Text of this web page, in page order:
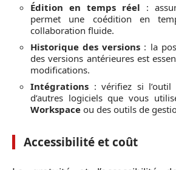
Édition en temps réel :
permet une coédition en
collaboration fluide.
Historique des versions : la
des versions antérieures est
modifications.
Intégrations : vérifiez si l’outil
d’autres logiciels que vous
Workspace ou des outils de
Accessibilité et coût